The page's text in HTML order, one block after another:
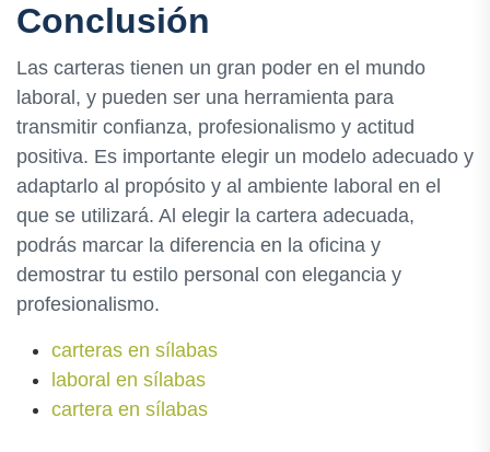
Conclusión
Las carteras tienen un gran poder en el mundo
laboral, y pueden ser una herramienta para
transmitir confianza, profesionalismo y actitud
positiva. Es importante elegir un modelo adecuado y
adaptarlo al propósito y al ambiente laboral en el
que se utilizará. Al elegir la cartera adecuada,
podrás marcar la diferencia en la oficina y
demostrar tu estilo personal con elegancia y
profesionalismo.
carteras en sílabas
laboral en sílabas
cartera en sílabas